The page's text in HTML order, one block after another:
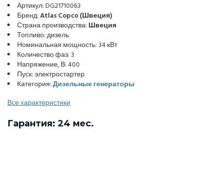
Артикул: DG21710063
Бренд:Atlas Copco (Швеция)
Страна производства: Швеция
Топливо: дизель
Номинальная мощность: 34 кВт
Количество фаз: 3
Напряжение, В: 400
Пуск: электростартер
Категория:Дизельные генераторы
Все характеристики
Гарантия: 24 мес.